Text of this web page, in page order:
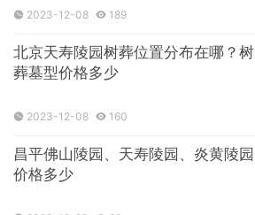
2023-12-08 189
北京天寿陵园树葬位置分布在哪？树
葬墓型价格多少
2023-12-08 160
昌平佛山陵园、天寿陵园、炎黄陵园
价格多少